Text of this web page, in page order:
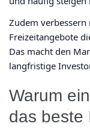
Zudem verbessern
Freizeitangebote
Das macht den
langfristige
Warum
das beste